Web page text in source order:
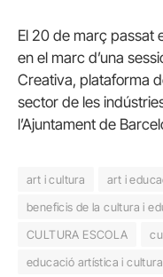
El 20 de març passat
en el marc d’una
Creativa, plataforma
sector de les
l’Ajuntament de
art i cultura art i
beneficis de la cultura i
CULTURA ESCOLA
educació artística i